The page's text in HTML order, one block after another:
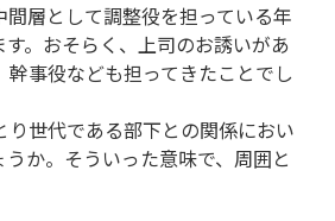
層として調整役を担っている年
。おそらく、上司のお誘いがあ
事役なども担ってきたことでし
世代である部下との関係におい
か。そういった意味で、周囲と